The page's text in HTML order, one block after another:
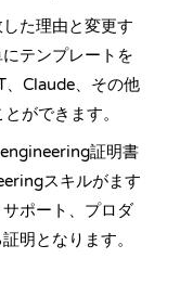
た理由と変更す
テンプレートを
、Claude、その他
ができます。
証明書
スキルがます
ポート、プロダ
明となります。